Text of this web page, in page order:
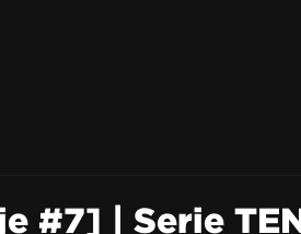
#7] | Serie